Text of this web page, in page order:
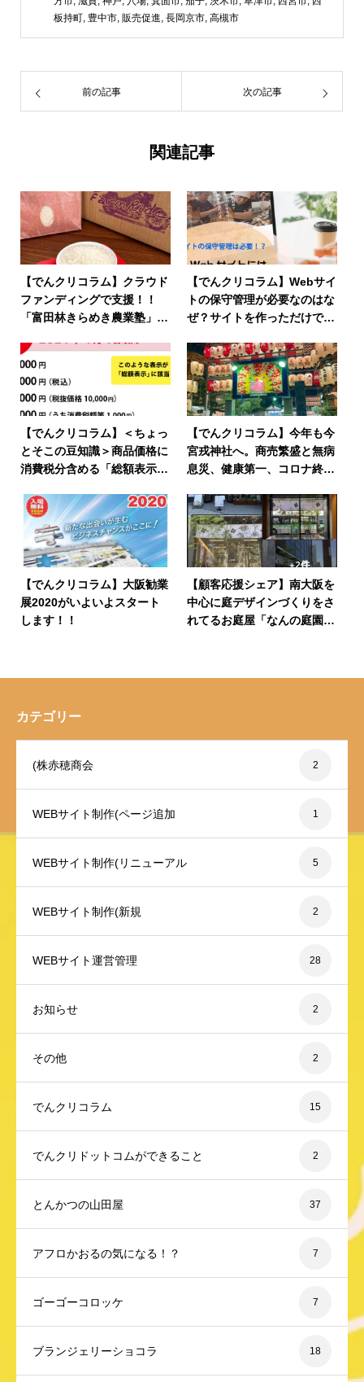
板持町 豊中市 販売促進 長岡京市 高槻市
前の記事 次の記事
関連記事
【でんクリコラム】クラウド
ファンディングで支援！！
「富田林きらめき農業塾」応
【でんクリコラム】Webサイ
トの保守管理が必要なのはな
ぜ？サイトを作っただけで終
【でんクリコラム】＜ちょっ
とそこの豆知識＞商品価格に
消費税分含める「総額表示」
る！？その真相とは？
【でんクリコラム】今年も今
宮戎神社へ。商売繁盛と無病
息災、健康第一、コロナ終息
すように。
【でんクリコラム】大阪勧業
展2020がいよいよスタート
します！！
【顧客応援シェア】南大阪を
中心に庭デザインづくりをさ
れてるお庭屋「なんの庭園」
カテゴリー
(株赤穂商会 2
WEBサイト制作(ページ追加 1
WEBサイト制作(リニューアル 5
WEBサイト制作(新規 2
WEBサイト運営管理 28
お知らせ 2
その他 2
でんクリコラム 15
でんクリドットコムができること 2
とんかつの山田屋 37
アフロかおるの気になる！？ 7
ゴーゴーコロッケ 7
ブランジェリーショコラ 18